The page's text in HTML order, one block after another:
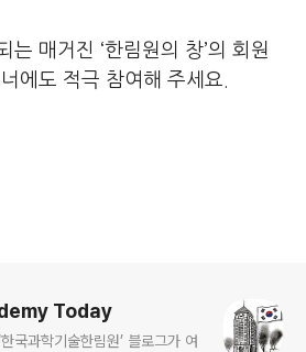
는 매거진 ‘한림원의 창’의 회원
에도 적극 참여해 주세요.
Today
국과학기술한림원’ 블로그가 여